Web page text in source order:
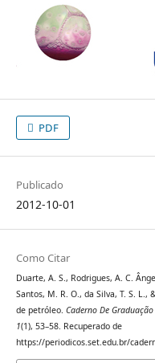
PDF
Publicado
2012-10-01
Como Citar
Duarte, A. S., Rodrigues, A. C.
Santos, M. R. O., da Silva, T. S. L.,
de petróleo. Caderno De Graduação
1(1), 53–58. Recuperado de
https://periodicos.set.edu.br/